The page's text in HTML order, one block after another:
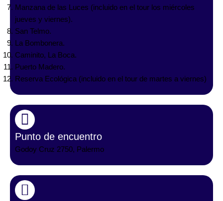
Manzana de las Luces (incluido en el tour los miércoles
jueves y viernes).
San Telmo.
La Bombonera.
Caminito, La Boca.
Puerto Madero.
Reserva Ecológica (incluido en el tour de martes a viernes)
Punto de encuentro
Godoy Cruz 2750, Palermo